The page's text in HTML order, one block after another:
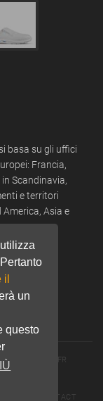
un
questo
basa su gli uffici
Francia,
Scandinavia,
e territori
Asia e
CONTACT